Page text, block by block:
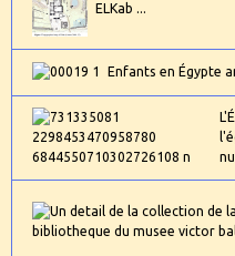
ELKab ...
Enfants en Égypte